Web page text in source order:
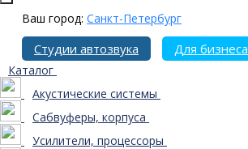
Ваш город: Санкт-Петербург
Студии автозвука Для бизнеса
Каталог
Акустические системы
Сабвуферы, корпуса
Усилители, процессоры